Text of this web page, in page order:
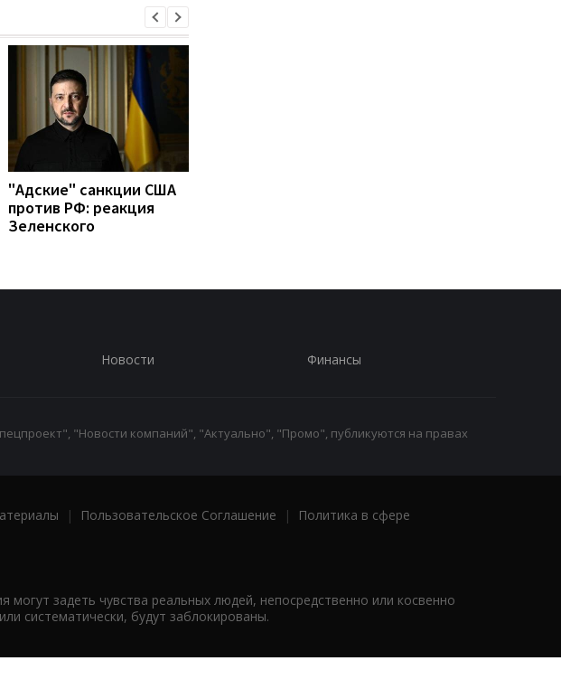
"Адские" санкции США
против РФ: реакция
Зеленского
Новости Финансы
"Новости компаний", "Актуально", "Промо", публикуются на правах
| Пользовательское Соглашение |
Политика в сфере
задеть чувства реальных людей, непосредственно или косвенно
систематически, будут заблокированы.